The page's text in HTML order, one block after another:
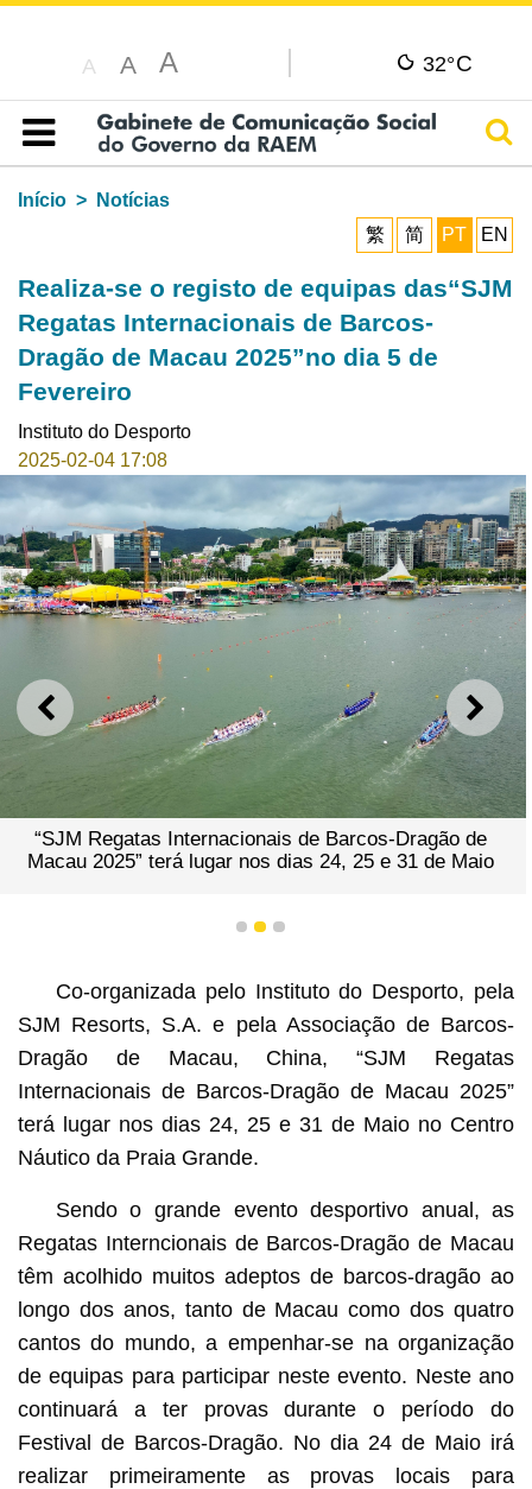
A A A 32°C
Índice
Início
Notícias
繁
简 PT EN
Realiza-se o registo de equipas das“SJM
Regatas Internacionais de Barcos-
Dragão de Macau 2025”no dia 5 de
Fevereiro
Instituto do Desporto
2025-02-04 17:08
ANTERIOR
“SJM Regatas Internacionais de Barcos-Dragão de
Macau 2025” terá lugar nos dias 24, 25 e 31 de Maio
1 2 3
Co-organizada pelo Instituto do Desporto, pela
SJM Resorts, S.A. e pela Associação de Barcos-
Dragão de Macau, China, “SJM Regatas
Internacionais de Barcos-Dragão de Macau 2025”
terá lugar nos dias 24, 25 e 31 de Maio no Centro
Náutico da Praia Grande.
Sendo o grande evento desportivo anual, as
Regatas Interncionais de Barcos-Dragão de Macau
têm acolhido muitos adeptos de barcos-dragão ao
longo dos anos, tanto de Macau como dos quatro
cantos do mundo, a empenhar-se na organização
de equipas para participar neste evento. Neste ano
continuará a ter provas durante o período do
Festival de Barcos-Dragão. No dia 24 de Maio irá
realizar primeiramente as provas locais para